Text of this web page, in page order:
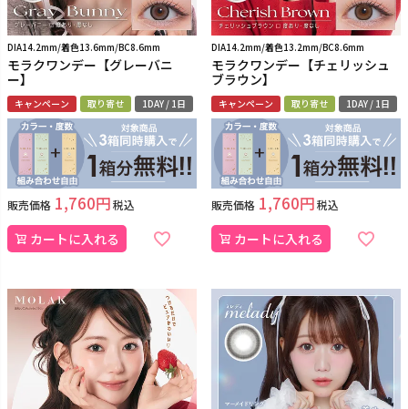
DIA14.2mm/着色13.6mm/BC8.6mm
モラクワンデー【グレーバニ
ー】
キャンペーン 取り寄せ 1DAY / 1日
販売価格 1,760 税込
カートに入れる
DIA14.2mm/着色13.2mm/BC8.6mm
モラクワンデー【チェリッシュ
ブラウン】
キャンペーン 取り寄せ 1DAY / 1日
販売価格 1,760 税込
カートに入れる